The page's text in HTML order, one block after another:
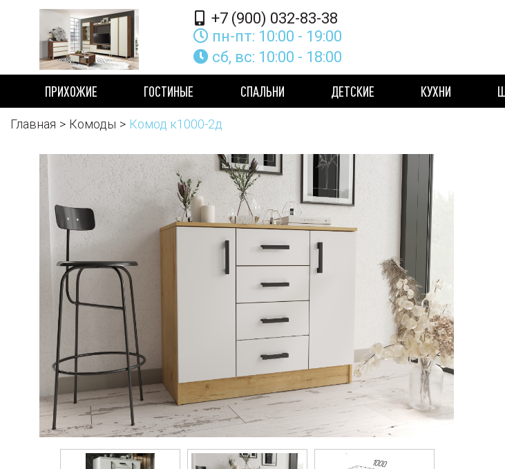
+7 (900) 032-83-38
пн-пт: 10:00 - 19:00
сб, вс: 10:00 - 18:00
ПРИХОЖИЕ ГОСТИНЫЕ СПАЛЬНИ ДЕТСКИЕ КУХНИ
Главная Комоды Комод к1000-2д